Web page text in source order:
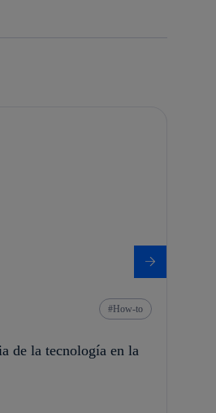
How-to
de la tecnología en la